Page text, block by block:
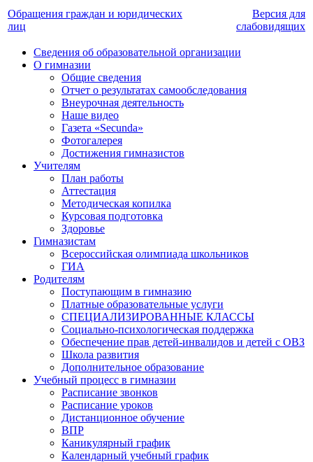
Обращения граждан и юридических
лиц
Версия для
слабовидящих
Сведения об образовательной организации
О гимназии
Общие сведения
Отчет о результатах самообследования
Внеурочная деятельность
Наше видео
Газета «Secunda»
Фотогалерея
Достижения гимназистов
Учителям
План работы
Аттестация
Методическая копилка
Курсовая подготовка
Здоровье
Гимназистам
Всероссийская олимпиада школьников
ГИА
Родителям
Поступающим в гимназию
Платные образовательные услуги
СПЕЦИАЛИЗИРОВАННЫЕ КЛАССЫ
Социально-психологическая поддержка
Обеспечение прав детей-инвалидов и детей с ОВЗ
Школа развития
Дополнительное образование
Учебный процесс в гимназии
Расписание звонков
Расписание уроков
Дистанционное обучение
ВПР
Каникулярный график
Календарный учебный график